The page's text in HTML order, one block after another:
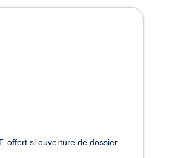
offert si ouverture de dossier